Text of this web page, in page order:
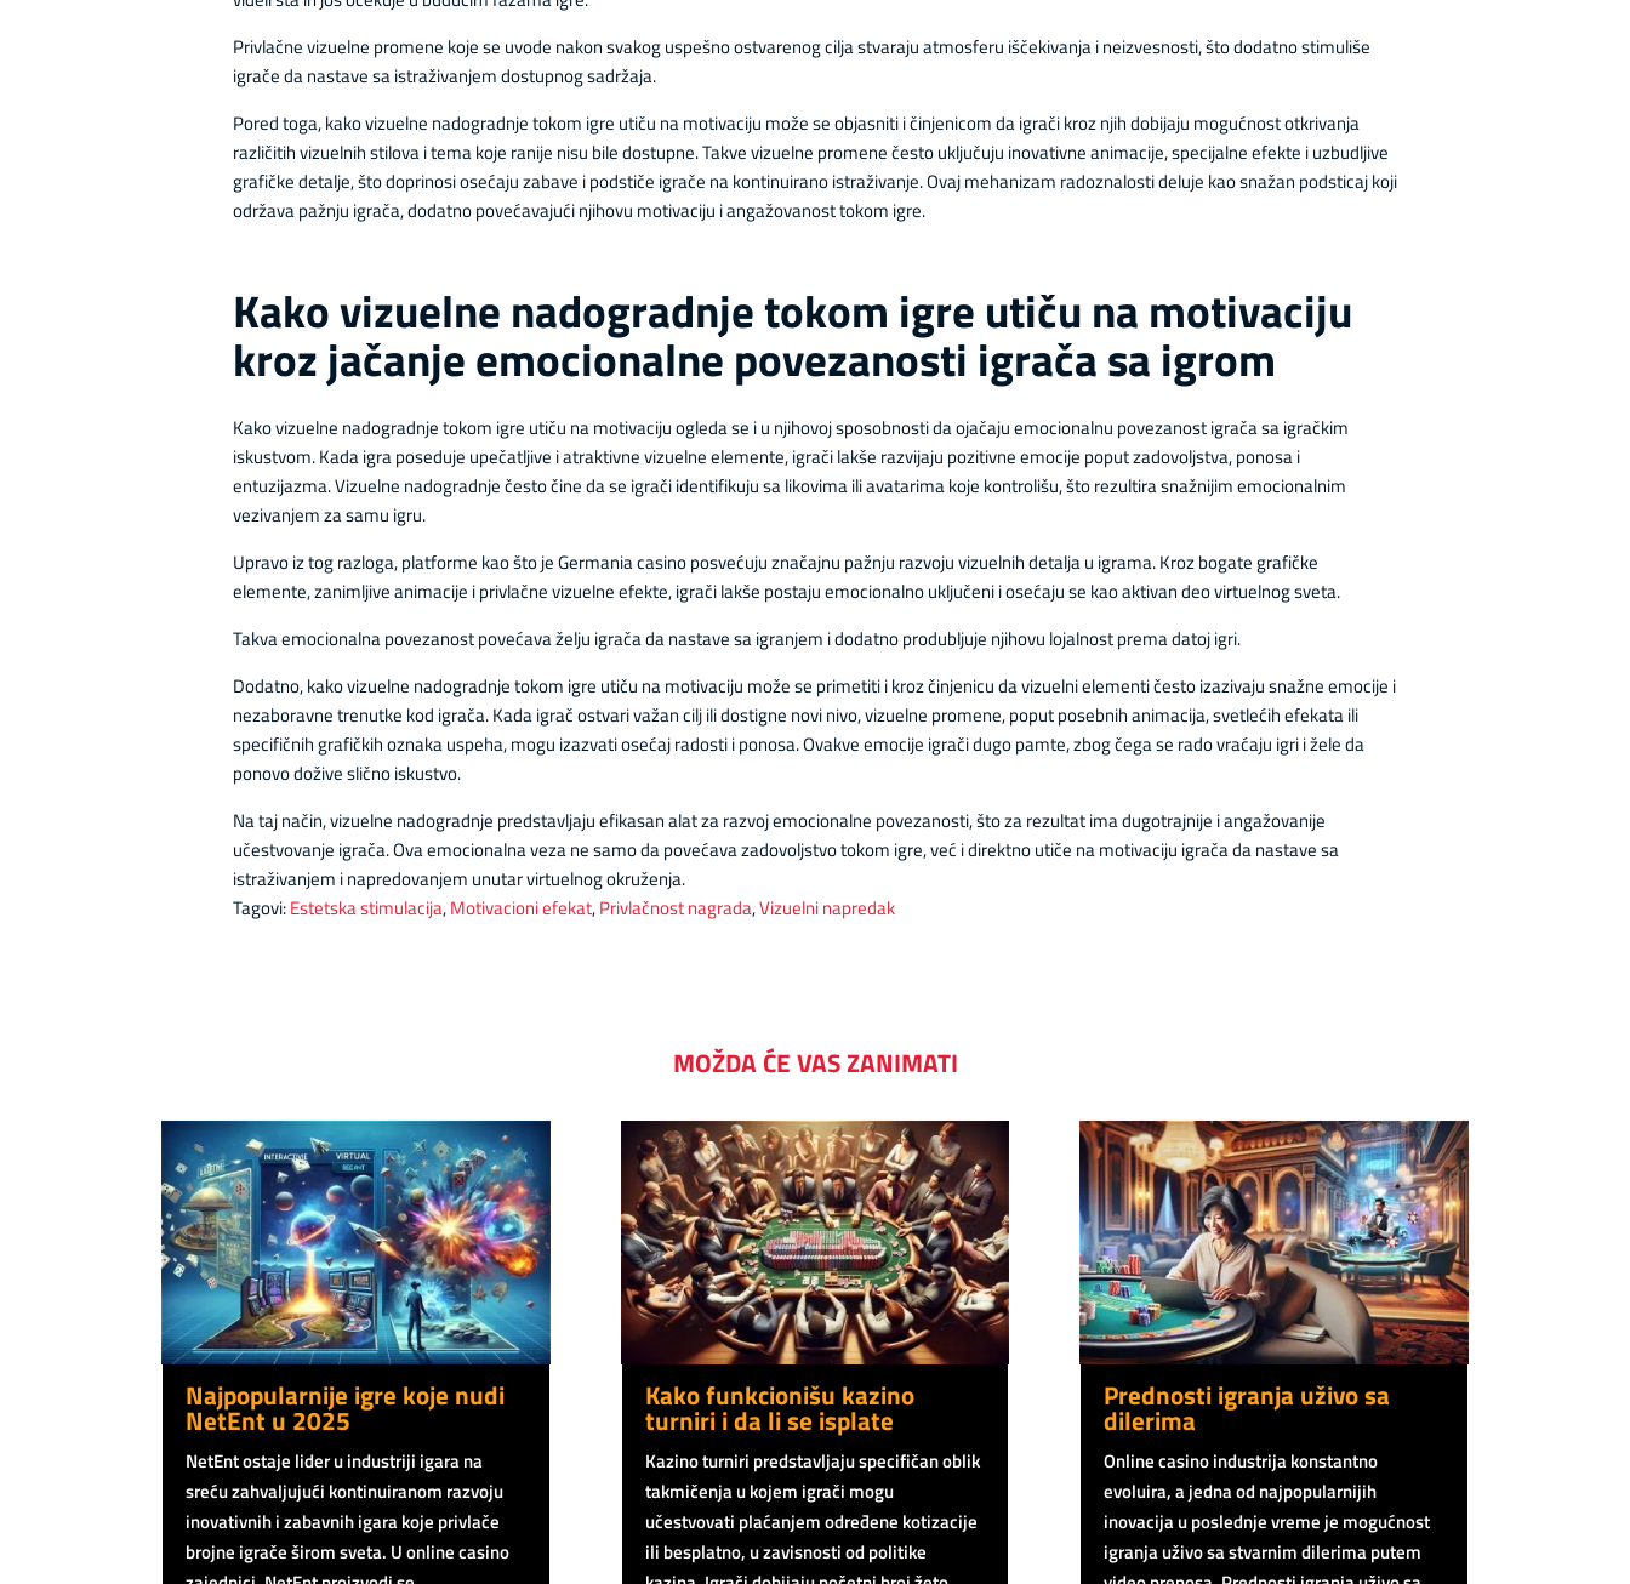
Privlačne vizuelne promene koje se uvode nakon svakog uspešno ostvarenog cilja stvaraju atmosferu iščekivanja i neizvesnosti, što dodatno stimuliše
igrače da nastave sa istraživanjem dostupnog sadržaja.
Pored toga, kako vizuelne nadogradnje tokom igre utiču na motivaciju može se objasniti i činjenicom da igrači kroz njih dobijaju mogućnost otkrivanja
različitih vizuelnih stilova i tema koje ranije nisu bile dostupne. Takve vizuelne promene često uključuju inovativne animacije, specijalne efekte i uzbudljive
grafičke detalje, što doprinosi osećaju zabave i podstiče igrače na kontinuirano istraživanje. Ovaj mehanizam radoznalosti deluje kao snažan podsticaj koji
održava pažnju igrača, dodatno povećavajući njihovu motivaciju i angažovanost tokom igre.
Kako vizuelne nadogradnje tokom igre utiču na motivaciju
kroz jačanje emocionalne povezanosti igrača sa igrom
Kako vizuelne nadogradnje tokom igre utiču na motivaciju ogleda se i u njihovoj sposobnosti da ojačaju emocionalnu povezanost igrača sa igračkim
iskustvom. Kada igra poseduje upečatljive i atraktivne vizuelne elemente, igrači lakše razvijaju pozitivne emocije poput zadovoljstva, ponosa i
entuzijazma. Vizuelne nadogradnje često čine da se igrači identifikuju sa likovima ili avatarima koje kontrolišu, što rezultira snažnijim emocionalnim
vezivanjem za samu igru.
Upravo iz tog razloga, platforme kao što je Germania casino posvećuju značajnu pažnju razvoju vizuelnih detalja u igrama. Kroz bogate grafičke
elemente, zanimljive animacije i privlačne vizuelne efekte, igrači lakše postaju emocionalno uključeni i osećaju se kao aktivan deo virtuelnog sveta.
Takva emocionalna povezanost povećava želju igrača da nastave sa igranjem i dodatno produbljuje njihovu lojalnost prema datoj igri.
Dodatno, kako vizuelne nadogradnje tokom igre utiču na motivaciju može se primetiti i kroz činjenicu da vizuelni elementi često izazivaju snažne emocije i
nezaboravne trenutke kod igrača. Kada igrač ostvari važan cilj ili dostigne novi nivo, vizuelne promene, poput posebnih animacija, svetlećih efekata ili
specifičnih grafičkih oznaka uspeha, mogu izazvati osećaj radosti i ponosa. Ovakve emocije igrači dugo pamte, zbog čega se rado vraćaju igri i žele da
ponovo dožive slično iskustvo.
Na taj način, vizuelne nadogradnje predstavljaju efikasan alat za razvoj emocionalne povezanosti, što za rezultat ima dugotrajnije i angažovanije
učestvovanje igrača. Ova emocionalna veza ne samo da povećava zadovoljstvo tokom igre, već i direktno utiče na motivaciju igrača da nastave sa
istraživanjem i napredovanjem unutar virtuelnog okruženja.
Tagovi:Estetska stimulacija,Motivacioni efekat,Privlačnost nagrada,Vizuelni napredak
MOŽDA ĆE VAS ZANIMATI
Najpopularnije igre koje nudi
NetEnt u 2025
NetEnt ostaje lider u industriji igara na
sreću zahvaljujući kontinuiranom razvoju
inovativnih i zabavnih igara koje privlače
brojne igrače širom sveta. U online casino
Kako funkcionišu kazino
turniri i da li se isplate
Kazino turniri predstavljaju specifičan oblik
takmičenja u kojem igrači mogu
učestvovati plaćanjem određene kotizacije
ili besplatno, u zavisnosti od politike
Prednosti igranja uživo sa
dilerima
Online casino industrija konstantno
evoluira, a jedna od najpopularnijih
inovacija u poslednje vreme je mogućnost
igranja uživo sa stvarnim dilerima putem